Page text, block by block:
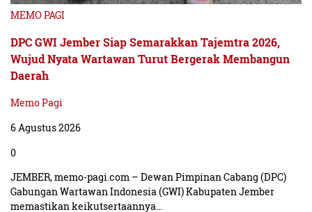
”Dapat dikenakan pidana maupun denda sebagaimana
penjara, Pasal 192 ayat (2) diancam dengan 15 tahun
penjara dan Pasal 63 Undang-Undang Nomor 38 Tahun
penjara paling lama 18 bulan atau denda paling banyak
Rp 1,5 milyar,
MEMO PAGI
DPC GWI Jember Siap Semarakkan Tajemtra 2026,
Wujud Nyata Wartawan Turut Bergerak Membangun
Daerah
Memo Pagi
6 Agustus 2026
0
JEMBER, memo-pagi.com – Dewan Pimpinan Cabang (DPC)
Gabungan Wartawan Indonesia (GWI) Kabupaten Jember
memastikan keikutsertaannya…